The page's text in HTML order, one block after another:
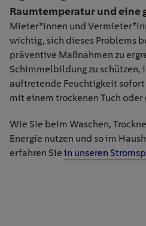
Raumtemperatur und
Mieter*innen und
wichtig, sich dieses Problems
präventive Maßnahmen zu
Schimmelbildung zu schützen,
auftretende Feuchtigkeit
mit einem trockenen Tuch oder
Wie Sie beim Waschen,
Energie nutzen und so im
erfahren Sie in unseren